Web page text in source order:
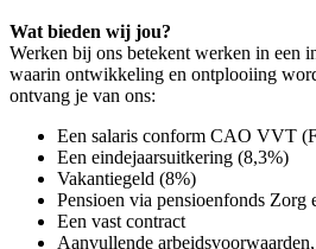
Wat bieden wij jou?
Werken bij ons betekent werken in een
waarin ontwikkeling en ontplooiing
ontvang je van ons:
Een salaris conform CAO VVT
Een eindejaarsuitkering (8,3%)
Vakantiegeld (8%)
Pensioen via pensioenfonds Zorg
Een vast contract
Aanvullende arbeidsvoorwaarden,